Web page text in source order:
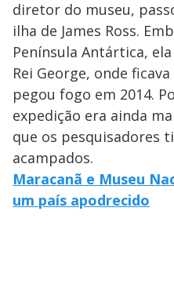
diretor do museu,
ilha de James Ross.
Península Antártica,
Rei George, onde
pegou fogo em 2014.
expedição era ainda
que os pesquisadores
acampados.
Maracanã e Museu
um país apodrecido